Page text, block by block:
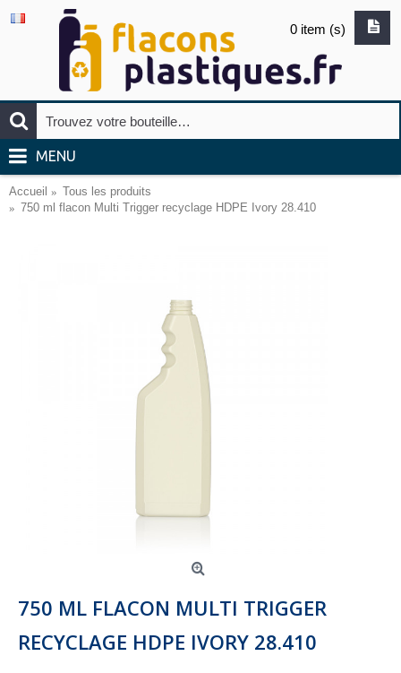
0 item (s)
MENU
Accueil
Tous les produits
750 ml flacon Multi Trigger recyclage HDPE Ivory 28.410
750 ML FLACON MULTI TRIGGER
RECYCLAGE HDPE IVORY 28.410